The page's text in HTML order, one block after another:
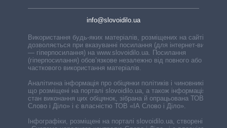
info@slovoidilo.ua
Використання будь-яких матеріалів, розміщених на сайті,
дозволяється при вказуванні посилання (для інтернет-видань
— гіперпосилання) на www.slovoidilo.ua. Посилання
(гіперпосилання) обов’язкове незалежно від повного або
часткового використання матеріалів.
Аналітична інформація про обіцянки політиків і чиновників,
що розміщені на порталі slovoidilo.ua, а також інформація про
стан виконання цих обіцянок, зібрана й опрацьована ТОВ «ІА
Слово і Діло» і є власністю ТОВ «ІА Слово і Діло».
Інфографіки, розміщені на порталі slovoidilo.ua, створені ГО